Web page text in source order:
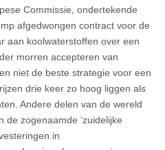
Commissie, ondertekende
afgedwongen contract voor de
aan koolwaterstoffen over een
morren accepteren van
niet de beste strategie voor een
drie keer zo hoog liggen als
Andere delen van de wereld
de zogenaamde ‘zuidelijke
in